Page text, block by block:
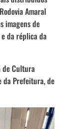
Amaral
imagens de
e da réplica da
de Cultura
da Prefeitura, de